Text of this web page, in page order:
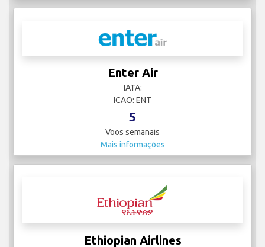
Enter Air
IATA:
ICAO: ENT
5
Voos semanais
Mais informações
Ethiopian Airlines